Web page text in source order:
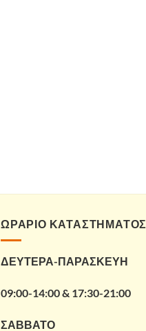
ΩΡΑΡΙΟ ΚΑΤΑΣΤΗΜΑΤΟΣ
ΔΕΥΤΕΡΑ-ΠΑΡΑΣΚΕΥΗ
09:00-14:00 & 17:30-21:00
ΣΑΒΒΑΤΟ